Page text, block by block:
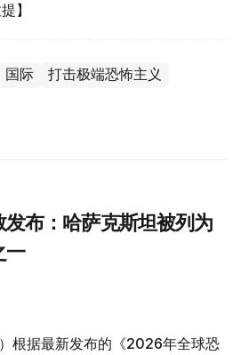
】
国际 打击极端恐怖主义
布：哈萨克斯坦被列为
一
）根据最新发布的《2026年全球恐